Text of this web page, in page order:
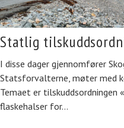
Statlig
I disse dager gjennomfører
Statsforvalterne, møter med
Temaet er tilskuddsordningen
flaskehalser for…